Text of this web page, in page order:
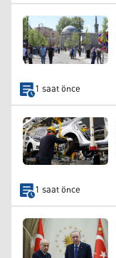
1 saat önce
1 saat önce